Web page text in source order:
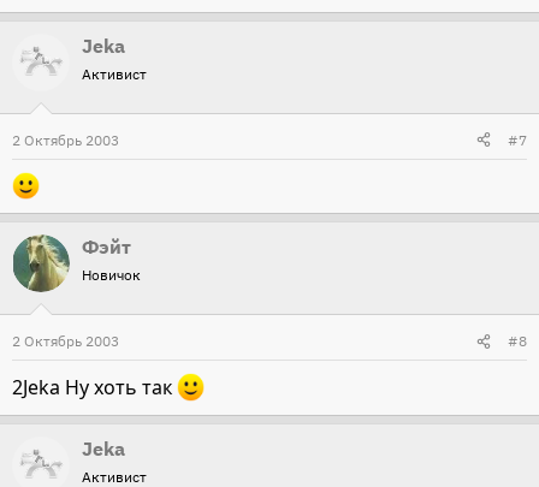
Jeka
Активист
2 Октябрь 2003 #7
Фэйт
Новичок
2 Октябрь 2003 #8
2Jeka Ну хоть так
Jeka
Активист